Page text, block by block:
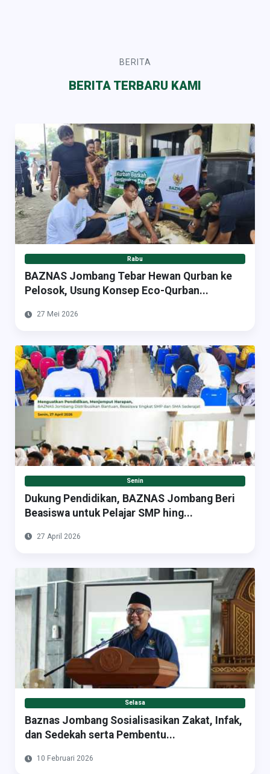
BERITA
BERITA TERBARU KAMI
Rabu
BAZNAS Jombang Tebar Hewan Qurban ke
Pelosok, Usung Konsep Eco-Qurban...
27 Mei 2026
Senin
Dukung Pendidikan, BAZNAS Jombang Beri
Beasiswa untuk Pelajar SMP hing...
27 April 2026
Selasa
Baznas Jombang Sosialisasikan Zakat, Infak,
dan Sedekah serta Pembentu...
10 Februari 2026